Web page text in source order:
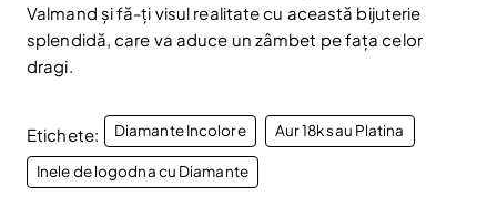
Valmand și fă-ți visul realitate cu această bijuterie
splendidă, care va aduce un zâmbet pe fața celor
dragi.
Etichete: Diamante Incolore Aur 18k sau Platina
Inele de logodna cu Diamante